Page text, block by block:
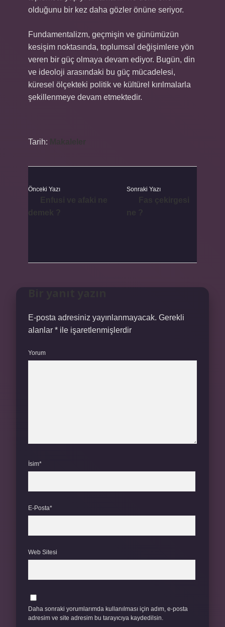
olduğunu bir kez daha gözler önüne seriyor.
Fundamentalizm, geçmişin ve günümüzün
kesişim noktasında, toplumsal değişimlere yön
veren bir güç olmaya devam ediyor. Bugün, din
ve ideoloji arasındaki bu güç mücadelesi,
küresel ölçekteki politik ve kültürel kırılmalarla
şekillenmeye devam etmektedir.
Tarih:
Önceki Yazı Sonraki Yazı
E-posta adresiniz yayınlanmayacak. Gerekli
alanlar * ile işaretlenmişlerdir
Yorum
İsim*
E-Posta*
Web Sitesi
Daha sonraki yorumlarımda kullanılması için adım, e-posta
adresim ve site adresim bu tarayıcıya kaydedilsin.